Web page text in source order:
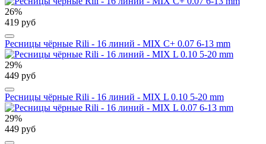
26%
419 руб
Ресницы чёрные Rili - 16 линий - MIX C+ 0.07 6-13 mm
29%
449 руб
Ресницы чёрные Rili - 16 линий - MIX L 0.10 5-20 mm
29%
449 руб